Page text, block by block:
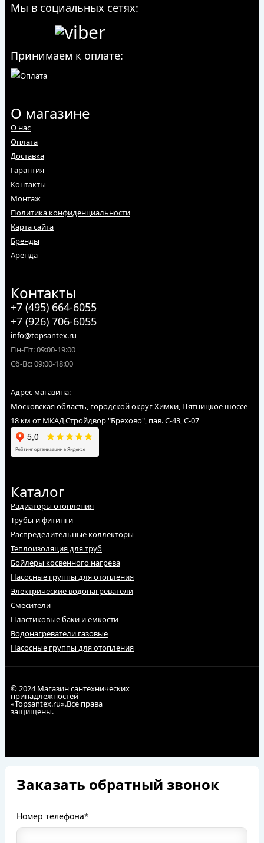
Мы в социальных сетях:
Принимаем к оплате:
О магазине
О нас
Оплата
Доставка
Гарантия
Контакты
Монтаж
Политика конфиденциальности
Карта сайта
Бренды
Аренда
Контакты
+7 (495) 664-6055
+7 (926) 706-6055
info@topsantex.ru
Пн-Пт: 09:00-19:00
Сб-Вс: 09:00-18:00
Адрес магазина:
Московская область, городской округ Химки, Пятницкое шоссе
18 км от МКАД,Стройдвор "Брехово", пав. С-43, С-07
Каталог
Радиаторы отопления
Трубы и фитинги
Распределительные коллекторы
Теплоизоляция для труб
Бойлеры косвенного нагрева
Насосные группы для отопления
Электрические водонагреватели
Смесители
Пластиковые баки и емкости
Водонагреватели газовые
Насосные группы для отопления
© 2024 Магазин сантехнических
принадлежностей
«Topsantex.ru».Все права
защищены.
Заказать обратный звонок
Номер телефона*